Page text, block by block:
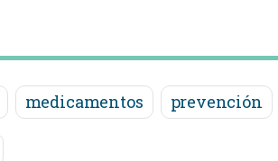
medicamentos prevención